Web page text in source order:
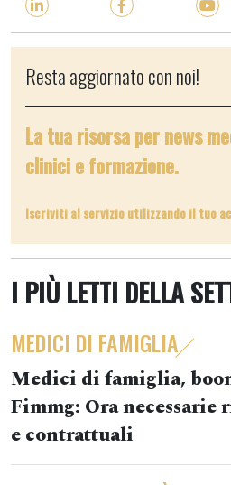
Resta aggiornato con noi!
La tua risorsa per news
clinici e formazione.
Iscriviti al servizio utilizzando il tuo
I PIÙ LETTI DELLA
MEDICI DI FAMIGLIA
Medici di famiglia,
Fimmg: Ora
e contrattuali